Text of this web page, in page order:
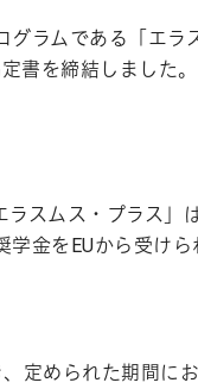
グラムである「エラ
書を締結しました。
スムス・プラス」
学金をEUから受け
定められた期間に